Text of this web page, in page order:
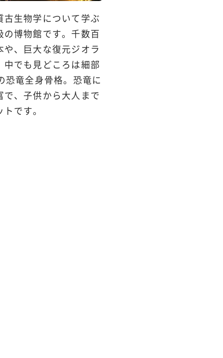
生物学について学ぶ
博物館です。千数百
、巨大な復元ジオラ
でも見どころは細部
恐竜全身骨格。恐竜に
、子供から大人まで
です。